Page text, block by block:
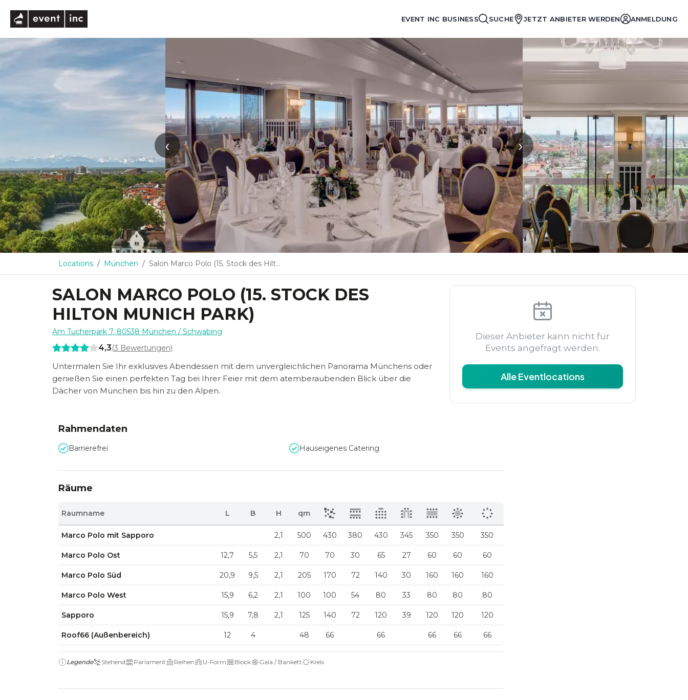
EVENT INC BUSINESS SUCHE JETZT ANBIETER WERDEN ANMELDUNG
‹ ›
Locations München Salon Marco Polo (15. Stock des Hilton Munich Park)
SALON MARCO POLO (15. STOCK DES
HILTON MUNICH PARK)
Am Tucherpark 7, 80538 München / Schwabing
4,3(3 Bewertungen)
Untermalen Sie Ihr exklusives Abendessen mit dem unvergleichlichen Panorama Münchens oder
genießen Sie einen perfekten Tag bei Ihrer Feier mit dem atemberaubenden Blick über die
Dächer von München bis hin zu den Alpen.
Dieser Anbieter kann nicht für
Events angefragt werden.
Alle Eventlocations
Rahmendaten
Barrierefrei Hauseigenes Catering
Räume
Raumname L B H qm
Marco Polo mit Sapporo 2,1 500 430 380 430 345 350 350 350
Marco Polo Ost 12,7 5,5 2,1 70 70 30 65 27 60 60 60
Marco Polo Süd 20,9 9,5 2,1 205 170 72 140 30 160 160 160
Marco Polo West 15,9 6,2 2,1 100 100 54 80 33 80 80 80
Sapporo 15,9 7,8 2,1 125 140 72 120 39 120 120 120
Roof66 (Außenbereich) 12 4 48 66 66 66 66 66
Legende Stehend Parlament Reihen U-Form Block Gala / Bankett Kreis